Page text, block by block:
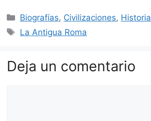
Categorías
Biografías, Civilizaciones, Historia
Etiquetas
La Antigua Roma
Deja un comentario